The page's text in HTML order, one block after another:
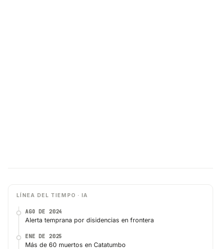
LÍNEA DEL TIEMPO · IA
AGO DE 2024
Alerta temprana por disidencias en frontera
ENE DE 2025
Más de 60 muertos en Catatumbo